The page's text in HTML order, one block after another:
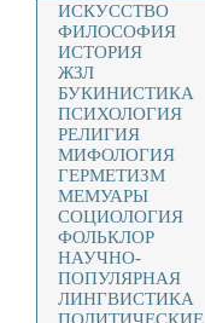
ИСКУССТВО
ФИЛОСОФИЯ
ИСТОРИЯ
ЖЗЛ
БУКИНИСТИКА
ПСИХОЛОГИЯ
РЕЛИГИЯ
МИФОЛОГИЯ
ГЕРМЕТИЗМ
МЕМУАРЫ
СОЦИОЛОГИЯ
ФОЛЬКЛОР
НАУЧНО-
ПОПУЛЯРНАЯ
ЛИНГВИСТИКА